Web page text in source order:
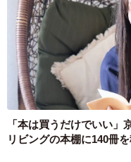
「本は買うだけでいい
リビングの本棚に140冊